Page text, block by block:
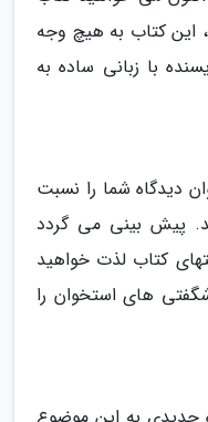
این کتاب به هیچ وجه
با زبانی ساده به
دیدگاه شما را نسبت
پیش بینی می گردد
کتاب لذت خواهید
های استخوان را